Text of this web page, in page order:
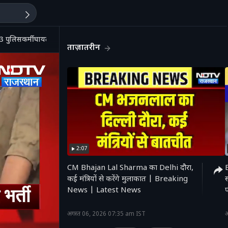
घायल!
'
ताज़ातरीन
2:07
CM Bhajan Lal Sharma का Delhi दौरा,
कई मंत्रियों से करेंगे मुलाकात | Breaking
News | Latest News
अगस्त 06, 2026 07:35 am IST